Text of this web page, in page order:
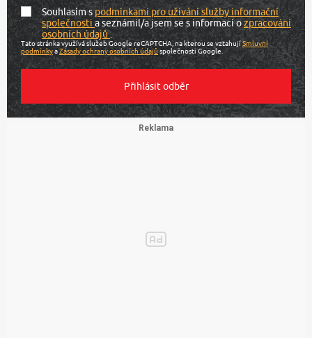
Souhlasím spodmínkami pro užívání služby informační
společnosti a seznámil/a jsem se s informací ozpracování
osobních údajů.
Tato stránka využívá služeb Google reCAPTCHA, na kterou se vztahujíSmluvní
podmínkyaZásady ochrany osobních údajů společnosti Google.